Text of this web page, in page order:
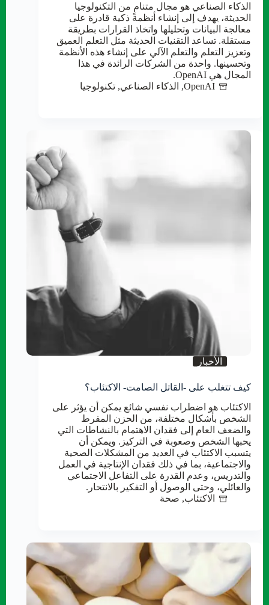
الذكاء الصناعي هو مجال متنامٍ من التكنولوجيا
الحديثة، يهدف إلى إنشاء أنظمة ذكية قادرة على
معالجة البيانات وتحليلها واتخاذ القرارات بطريقة
مستقلة. تساعد التقنيات الحديثة مثل التعلم العميق
وتعزيز التعلم والتعلم الآلي على إنشاء هذه الأنظمة
وتحسينها. واحدة من الشركات الرائدة في هذا
المجال هي OpenAI.
OpenAI
, الذكاء الصناعي, تكنولوجيا
الأخبار
كيف تتغلب على -القاتل الصامت- الاكتئاب؟
الاكتئاب هو اضطراب نفسي شائع يمكن أن يؤثر على
الشخص بأشكال مختلفة، من الحزن المفرط
والضعف العام إلى فقدان الاهتمام بالنشاطات التي
يحبها الشخص وصعوبة في التركيز. ويمكن أن
يتسبب الاكتئاب في العديد من المشكلات الصحية
والاجتماعية، بما في ذلك فقدان الإنتاجية في العمل
والتدريس، وعدم القدرة على التفاعل الاجتماعي
والعائلي، وحتى الوصول أو التفكير بالانتحار.
الاكتئاب, صحة